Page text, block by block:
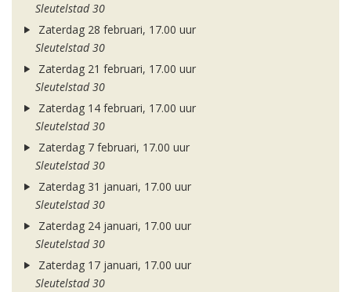
Sleutelstad 30
Zaterdag 28 februari, 17.00 uur
Sleutelstad 30
Zaterdag 21 februari, 17.00 uur
Sleutelstad 30
Zaterdag 14 februari, 17.00 uur
Sleutelstad 30
Zaterdag 7 februari, 17.00 uur
Sleutelstad 30
Zaterdag 31 januari, 17.00 uur
Sleutelstad 30
Zaterdag 24 januari, 17.00 uur
Sleutelstad 30
Zaterdag 17 januari, 17.00 uur
Sleutelstad 30